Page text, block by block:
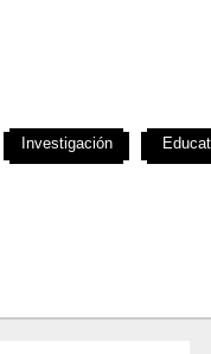
Investigación